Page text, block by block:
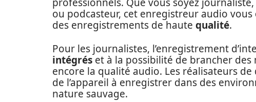
professionnels. Que vous soyez
ou podcasteur, cet enregistreur audio
des enregistrements de haute qualité.
Pour les journalistes, l’enregistrement
intégrés et à la possibilité de brancher
encore la qualité audio. Les réalisateurs
de l’appareil à enregistrer dans des
nature sauvage.